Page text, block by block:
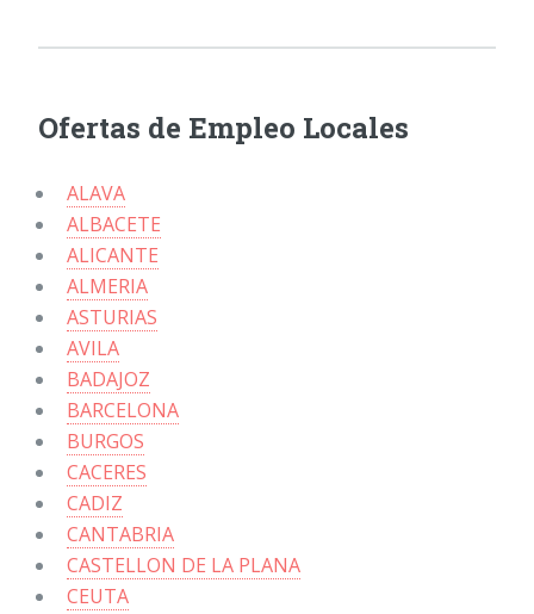
Ofertas de Empleo Locales
ALAVA
ALBACETE
ALICANTE
ALMERIA
ASTURIAS
AVILA
BADAJOZ
BARCELONA
BURGOS
CACERES
CADIZ
CANTABRIA
CASTELLON DE LA PLANA
CEUTA